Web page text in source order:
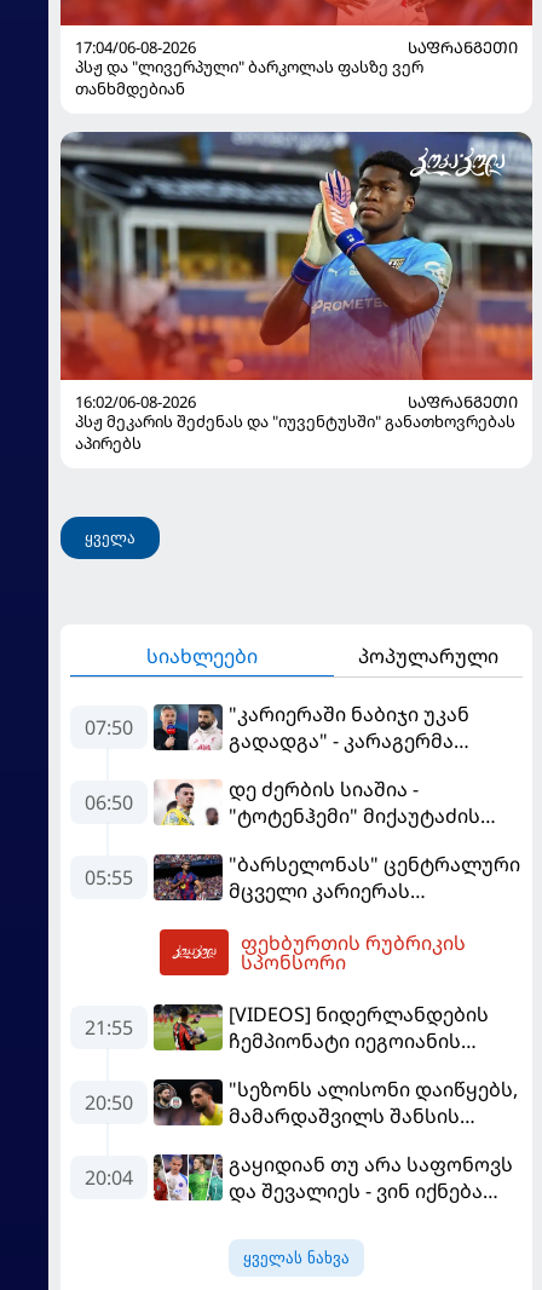
17:04/06-08-2026
ᲡᲐᲤᲠᲐᲜᲒᲔᲗᲘ
პსჟ და "ლივერპული" ბარკოლას ფასზე ვერ
თანხმდებიან
16:02/06-08-2026
ᲡᲐᲤᲠᲐᲜᲒᲔᲗᲘ
პსჟ მეკარის შეძენას და "იუვენტუსში" განათხოვრებას
აპირებს
ყველა
სიახლეები პოპულარული
07:50
"კარიერაში ნაბიჯი უკან
გადადგა" - კარაგერმა
06:50
დე ძერბის სიაშია -
"ტოტენჰემი" მიქაუტაძის
05:55
"ბარსელონას" ცენტრალური
მცველი კარიერას
გააგრძელებს
ფეხბურთის რუბრიკის
სპონსორი
21:55
[VIDEOS] ნიდერლანდების
ჩემპიონატი იეგოიანის
MVP გახდა
20:50
"სეზონს ალისონი დაიწყებს,
მამარდაშვილს შანსის
მოთმინება სჭირდება,
რომელსაც 100%-ით
"ლივერპულის" ყოფილმა
მეკარემ
20:04
გაყიდიან თუ არა საფონოვს
და შევალიეს - ვინ იქნება
ყველას ნახვა